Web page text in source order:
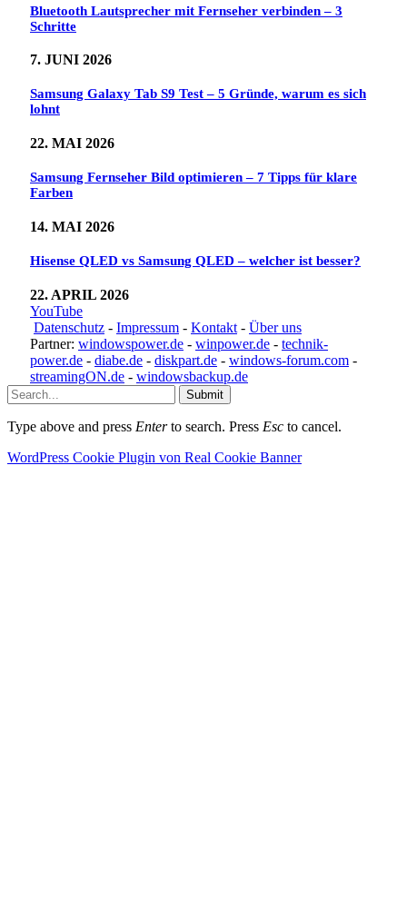
Bluetooth Lautsprecher mit Fernseher verbinden – 3
Schritte
7. JUNI 2026
Samsung Galaxy Tab S9 Test – 5 Gründe, warum es sich
lohnt
22. MAI 2026
Samsung Fernseher Bild optimieren – 7 Tipps für klare
Farben
14. MAI 2026
Hisense QLED vs Samsung QLED – welcher ist besser?
22. APRIL 2026
YouTube
Datenschutz - Impressum - Kontakt - Über uns
Partner: windowspower.de - winpower.de - technik-
power.de - diabe.de - diskpart.de - windows-forum.com -
streamingON.de - windowsbackup.de
Submit
Type above and press Enterto search. Press Esc to cancel.
WordPress Cookie Plugin von Real Cookie Banner